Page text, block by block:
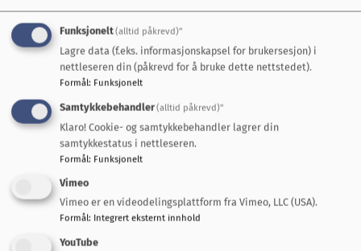
Relevante vedlegg til saken er lagt ved:
Dokumenter
Endelig vedtak fra dep 18.10.24
Last ned dokument
Detaljplan Gammelvollia II
Planbestemmelser revidert
30.10.2024, justert 20.05.2025
Last ned dokument
Funksjonelt(alltid påkrevd)"
Lagre data (f.eks. informasjonskapsel for brukersesjon) i
nettleseren din (påkrevd for å bruke dette nettstedet).
Formål: Funksjonelt
Samtykkebehandler(alltid påkrevd)"
Klaro! Cookie- og samtykkebehandler lagrer din
samtykkestatus i nettleseren.
Formål: Funksjonelt
Vimeo
Vimeo er en videodelingsplattform fra Vimeo, LLC (USA).
Formål: Integrert eksternt innhold
YouTube